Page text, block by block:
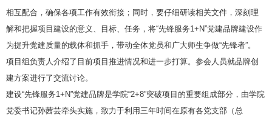
相互配合，确保各项工作有效衔接；同时，要仔细研读相关文件，深刻理
解和把握项目建设的意义、目标、任务，将“先锋服务1+N”党建品牌建设作
为提升党建质量的载体和抓手，带动全体党员和广大师生争做“先锋者”。
项目组负责人介绍了目前项目推进情况和进一步打算。参会人员就品牌创
建方案进行了交流讨论。
建设“先锋服务1+N”党建品牌是学院“2+8”突破项目的重要组成部分，由学院
党委书记孙茜芸牵头实施，致力于利用三年时间在原有各党支部（总